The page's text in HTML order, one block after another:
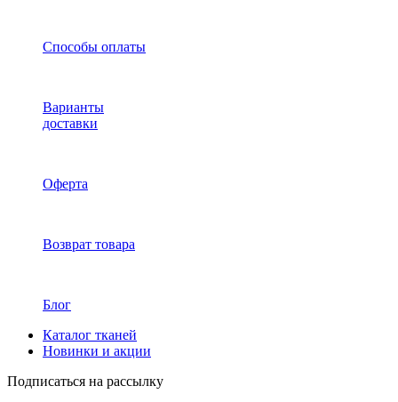
Способы оплаты
Варианты
доставки
Оферта
Возврат товара
Блог
Каталог тканей
Новинки и акции
Подписаться на рассылку